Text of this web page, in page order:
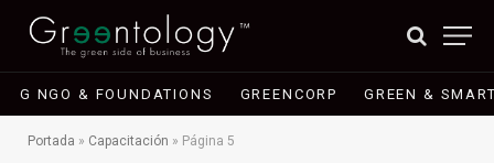
G NGO & FOUNDATIONS GREENCORP GREEN &
Portada » Capacitación » Página 5